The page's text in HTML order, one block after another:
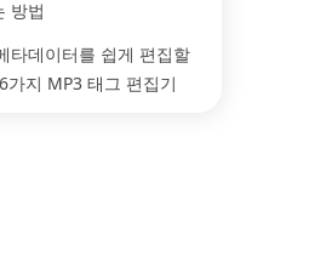
방법
타데이터를 쉽게 편집할
가지 MP3 태그 편집기